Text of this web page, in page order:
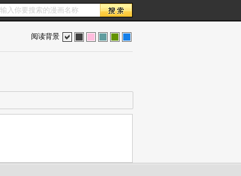
阅读背景